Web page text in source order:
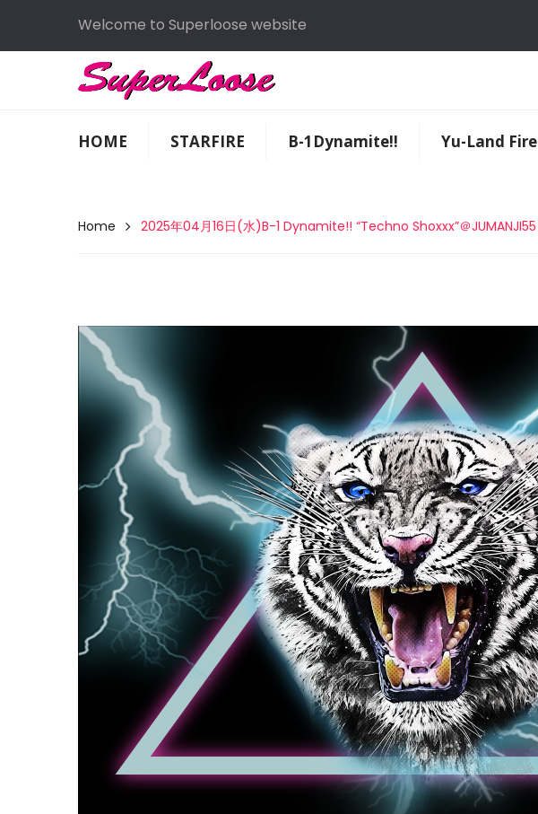
Welcome to Superloose website
HOME STARFIRE B-1Dynamite!! Yu-Land Fire
Home 2025年04月16日(水)B-1 Dynamite!! “Techno Shoxxx”＠JUMANJI55